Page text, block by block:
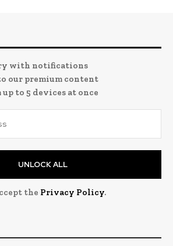
with notifications
our premium content
to 5 devices at once
UNLOCK ALL
the Privacy Policy.